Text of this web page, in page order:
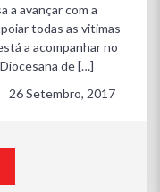
a avançar com a
todas as vitimas
a acompanhar no
de […]
26 Setembro, 2017